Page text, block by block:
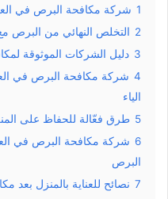
1 شركة مكافحة البرص في
2 التخلص النهائي من البرص
3 دليل الشركات الموثوقة
4 شركة مكافحة البرص في
الياء
5 طرق فعّالة للحفاظ على
6 شركة مكافحة البرص في
البرص
7 نصائح للعناية بالمنزل بعد